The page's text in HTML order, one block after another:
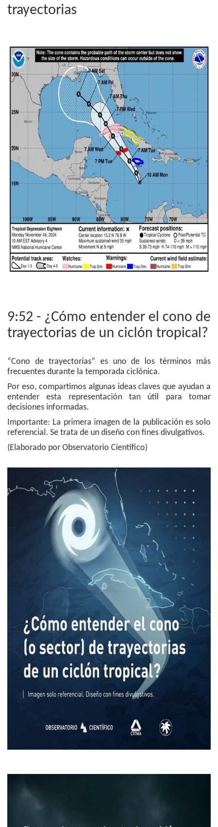
trayectorias
9:52 - ¿Cómo entender el cono de
trayectorias de un ciclón tropical?
“Cono de trayectorias” es uno de los términos más
frecuentes durante la temporada ciclónica.
Por eso, compartimos algunas ideas claves que ayudan a
entender esta representación tan útil para tomar
decisiones informadas.
Importante: La primera imagen de la publicación es solo
referencial. Se trata de un diseño con fines divulgativos.
(Elaborado por Observatorio Científico)